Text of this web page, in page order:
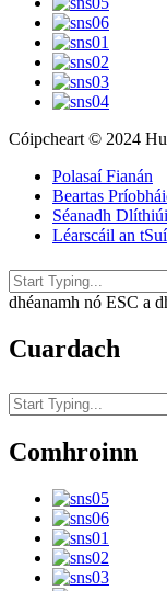
Cóipcheart © 2024
Polasaí Fianán
Beartas
Séanadh
Léarscáil an
dhéanamh nó ESC a
Cuardach
Comhroinn